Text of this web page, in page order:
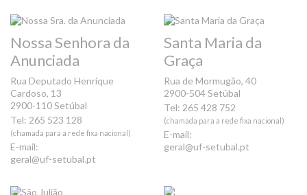
Nossa Senhora da
Anunciada
Rua Deputado Henrique
Cardoso, 13
2900-110 Setúbal
Tel: 265 523 128
(chamada para a rede fixa nacional)
E-mail:
geral@uf-setubal.pt
Santa Maria da
Graça
Rua de Mormugão, 40
2900-504 Setúbal
Tel: 265 428 752
(chamada para a rede fixa nacional)
E-mail:
geral@uf-setubal.pt